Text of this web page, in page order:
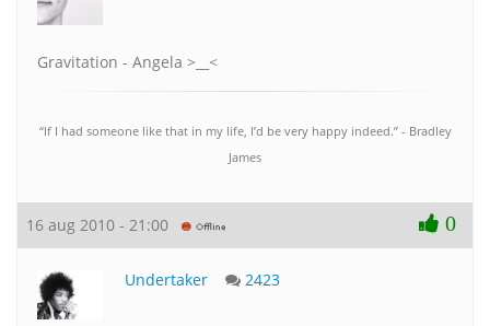
Gravitation - Angela >__<
“If I had someone like that in my life, I’d be very happy indeed.” - Bradley
James
16 aug 2010 - 21:00 0
Undertaker 2423